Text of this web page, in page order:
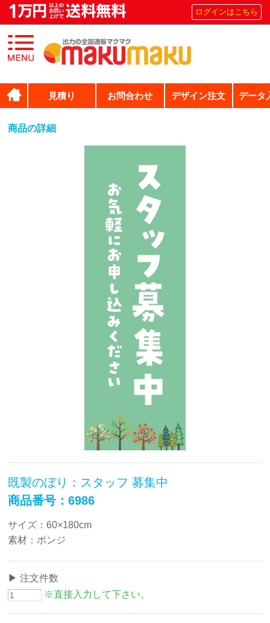
ログインはこちら
見積り お問合わせ デザイン注文 データ
商品の詳細
既製のぼり：スタッフ 募集中
商品番号：6986
サイズ：60×180cm
素材：ポンジ
注文件数
※直接入力して下さい。